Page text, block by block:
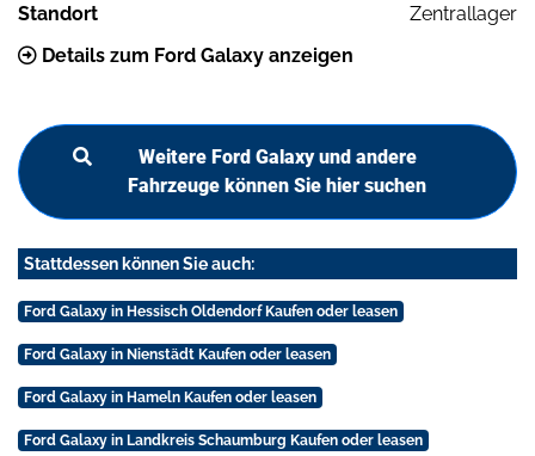
Standort
Zentrallager
Details zum Ford Galaxy anzeigen
Weitere Ford Galaxy und andere
Fahrzeuge können Sie hier suchen
Stattdessen können Sie auch:
Ford Galaxy in Hessisch Oldendorf Kaufen oder leasen
Ford Galaxy in Nienstädt Kaufen oder leasen
Ford Galaxy in Hameln Kaufen oder leasen
Ford Galaxy in Landkreis Schaumburg Kaufen oder leasen